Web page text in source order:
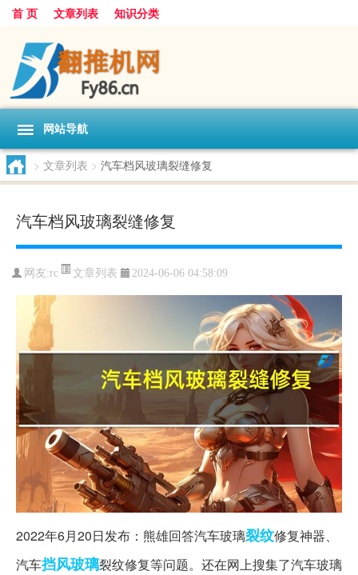
首 页 文章列表 知识分类
网站导航
> 文章列表 > 汽车档风玻璃裂缝修复
汽车档风玻璃裂缝修复
网友:rc 文章列表 2024-06-06 04:58:09
2022年6月20日发布：熊雄回答汽车玻璃裂纹修复神器、
汽车挡风玻璃裂纹修复等问题。还在网上搜集了汽车玻璃